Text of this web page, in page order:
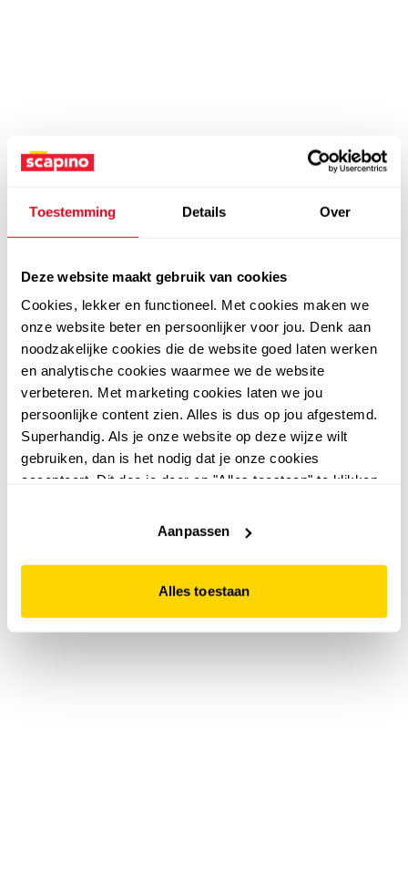
Toestemming Details Over
Deze website maakt gebruik van cookies
Cookies, lekker en functioneel. Met cookies maken we
onze website beter en persoonlijker voor jou. Denk aan
noodzakelijke cookies die de website goed laten werken
en analytische cookies waarmee we de website
verbeteren. Met marketing cookies laten we jou
persoonlijke content zien. Alles is dus op jou afgestemd.
Superhandig. Als je onze website op deze wijze wilt
gebruiken, dan is het nodig dat je onze cookies
accepteert. Dit doe je door op "Alles toestaan" te klikken.
website niet optimaal functioneert.
Aanpassen
Alles toestaan